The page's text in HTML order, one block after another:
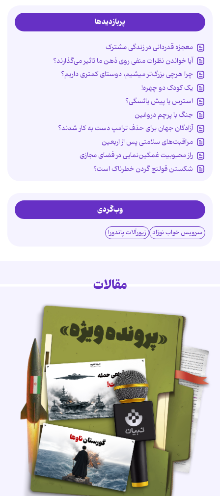
پربازدیدها
معجزه قدردانی در زندگی مشترک
آیا خواندن نظرات منفی روی ذهن ما تاثیر می‌گذارند؟
چرا هرچی بزرگ‌تر میشیم، دوستای کمتری داریم؟
یک کودک دو چهره!
استرس یا پیش یائسگی؟
جنگ با پرچم دروغین
آزادگان جهان برای حذف ترامپ دست به کار شدند؟
مراقبت‌های سلامتی پس از اربعین
راز محبوبیت غمگین‌نمایی در فضای مجازی
شکستن قولنج گردن خطرناک است؟
وب‌گردی
سرویس خواب نوزاد زیورآلات پاندورا
مقالات